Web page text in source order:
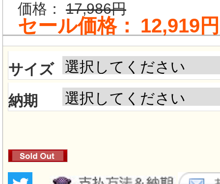
価格： 17,986円
セール価格： 12,919円
サイズ
納期